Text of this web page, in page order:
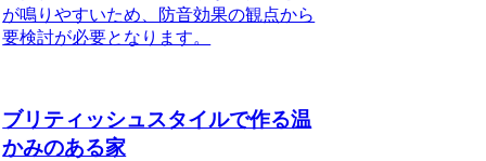
が鳴りやすいため、防音効果の観点から
要検討が必要となります。
ブリティッシュスタイルで作る温
かみのある家